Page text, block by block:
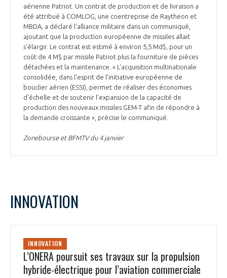
aérienne Patriot. Un contrat de production et de livraison a
été attribué à COMLOG, une coentreprise de Raytheon et
MBDA, a déclaré l'alliance militaire dans un communiqué,
ajoutant que la production européenne de missiles allait
s'élargir. Le contrat est estimé à environ 5,5 Md$, pour un
coût de 4 M$ par missile Patriot plus la fourniture de pièces
détachées et la maintenance. « L'acquisition multinationale
consolidée, dans l'esprit de l'initiative européenne de
bouclier aérien (ESSI), permet de réaliser des économies
d'échelle et de soutenir l'expansion de la capacité de
production des nouveaux missiles GEM-T afin de répondre à
la demande croissante », précise le communiqué.
Zonebourse et BFMTV du 4 janvier
INNOVATION
INNOVATION
L’ONERA poursuit ses travaux sur la propulsion
hybride-électrique pour l’aviation commerciale